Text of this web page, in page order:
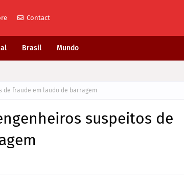
Contact
Brasil Mundo
de fraude em laudo de barragem
suspeitos de